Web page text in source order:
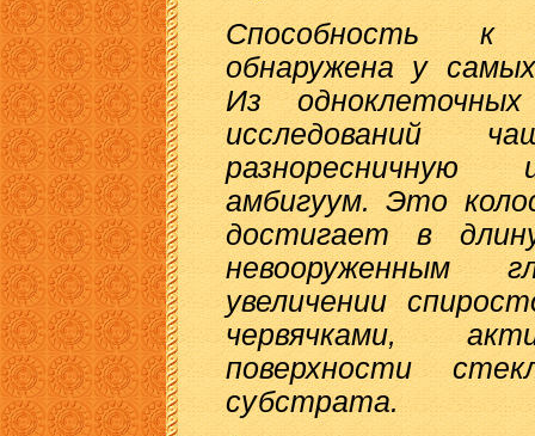
Способность к
обнаружена у
Из
исследований
разноресничную
амбигуум. Это
достигает в
невооруженным
увеличении
червячками,
поверхности
субстрата.